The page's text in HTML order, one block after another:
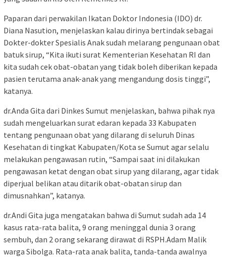
Paparan dari perwakilan Ikatan Doktor Indonesia (IDO) dr.
Diana Nasution, menjelaskan kalau dirinya bertindak sebagai
Dokter-dokter Spesialis Anak sudah melarang pengunaan obat
batuk sirup, “Kita ikuti surat Kementerian Kesehatan RI dan
kita sudah cek obat-obatan yang tidak boleh diberikan kepada
pasien terutama anak-anak yang mengandung dosis tinggi”,
katanya.
dr.Anda Gita dari Dinkes Sumut menjelaskan, bahwa pihak nya
sudah mengeluarkan surat edaran kepada 33 Kabupaten
tentang pengunaan obat yang dilarang di seluruh Dinas
Kesehatan di tingkat Kabupaten/Kota se Sumut agar selalu
melakukan pengawasan rutin, “Sampai saat ini dilakukan
pengawasan ketat dengan obat sirup yang dilarang, agar tidak
diperjual belikan atau ditarik obat-obatan sirup dan
dimusnahkan”, katanya.
dr.Andi Gita juga mengatakan bahwa di Sumut sudah ada 14
kasus rata-rata balita, 9 orang meninggal dunia 3 orang
sembuh, dan 2 orang sekarang dirawat di RSPH.Adam Malik
warga Sibolga. Rata-rata anak balita, tanda-tanda awalnya